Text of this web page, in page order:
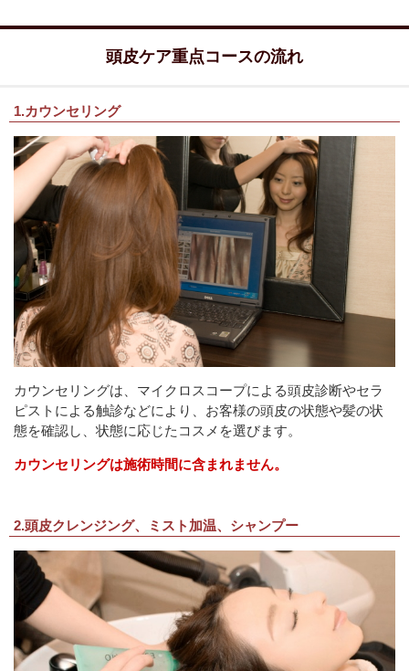
頭皮ケア重点コースの流れ
1.カウンセリング
カウンセリングは、マイクロスコープによる頭皮診断やセラ
ピストによる触診などにより、お客様の頭皮の状態や髪の状
態を確認し、状態に応じたコスメを選びます。
カウンセリングは施術時間に含まれません。
2.頭皮クレンジング、ミスト加温、シャンプー